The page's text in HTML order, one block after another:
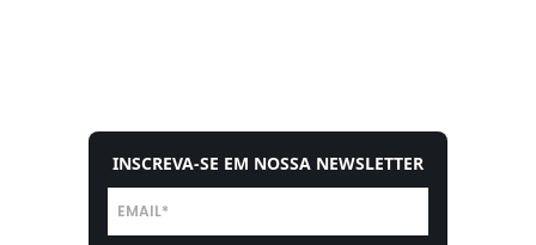
INSCREVA-SE EM NOSSA NEWSLETTER